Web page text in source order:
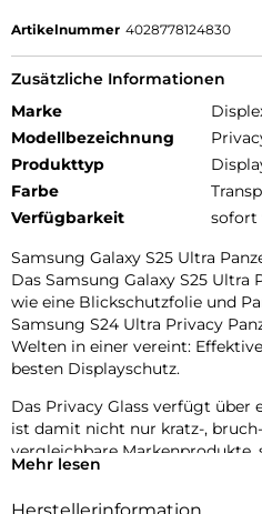
Artikelnummer 4028778124830
Zusätzliche Informationen
Marke
Modellbezeichnung
Produkttyp
Farbe
Verfügbarkeit
sofort
Samsung Galaxy S25 Ultra
Das Samsung Galaxy S25
wie eine Blickschutzfolie und
Samsung S24 Ultra Privacy
Welten in einer vereint:
besten Displayschutz.
Das Privacy Glass verfügt über
ist damit nicht nur kratz-,
vergleichbare
Saphirglas, das bei Luxusuhren
Mehr lesen